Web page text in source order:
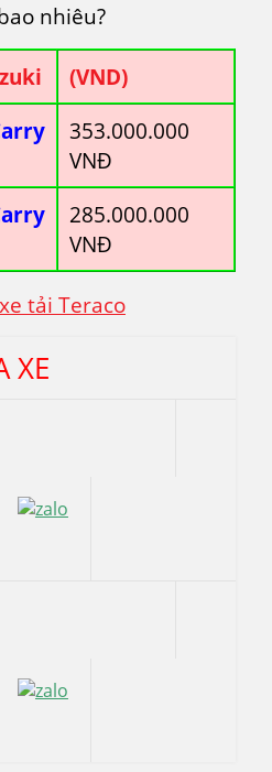
nhiêu?
(VND)
353.000.000
VNĐ
285.000.000
VNĐ
tải Teraco
XE